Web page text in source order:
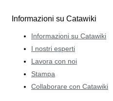
Informazioni su Catawiki
Informazioni su Catawiki
I nostri esperti
Lavora con noi
Stampa
Collaborare con Catawiki